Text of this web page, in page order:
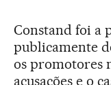
Constand foi a
publicamente
os promotores
acusações e o